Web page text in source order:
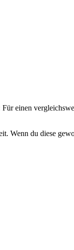
einen
Wenn du diese